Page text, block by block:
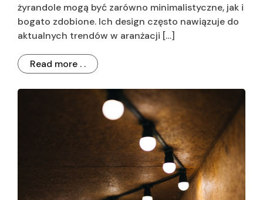
żyrandole mogą być zarówno minimalistyczne, jak i
bogato zdobione. Ich design często nawiązuje do
aktualnych trendów w aranżacji […]
Read more . .